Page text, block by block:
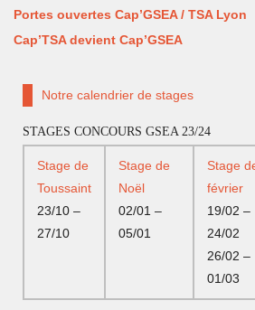
Portes ouvertes Cap’GSEA / TSA Lyon
Cap’TSA devient Cap’GSEA
Notre calendrier de stages
STAGES CONCOURS GSEA 23/24
Stage de
Toussaint
23/10 –
27/10
Stage de
Noël
02/01 –
05/01
Stage
février
19/02 –
24/02
26/02 –
01/03